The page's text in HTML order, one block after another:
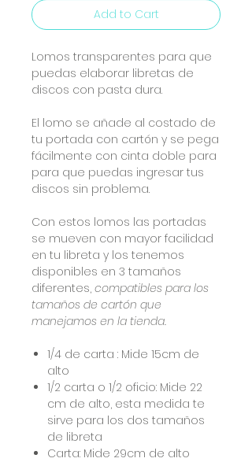
Add to Cart
Lomos transparentes para que
puedas elaborar libretas de
discos con pasta dura.
El lomo se añade al costado de
tu portada con cartón y se pega
fácilmente con cinta doble para
para que puedas ingresar tus
discos sin problema.
Con estos lomos las portadas
se mueven con mayor facilidad
en tu libreta y los tenemos
disponibles en 3 tamaños
diferentes, compatibles para los
tamaños de cartón que
manejamos en la tienda.
1/4 de carta : Mide 15cm de
alto
1/2 carta o 1/2 oficio: Mide 22
cm de alto, esta medida te
sirve para los dos tamaños
de libreta
Carta: Mide 29cm de alto